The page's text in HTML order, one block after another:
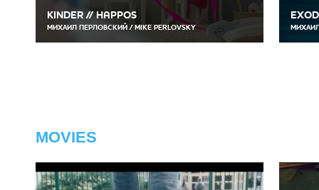
KINDER // HAPPOS
МИХАИЛ ПЕРЛОВСКИЙ / MIKE PERLOVSKY МИХАИЛ
MOVIES